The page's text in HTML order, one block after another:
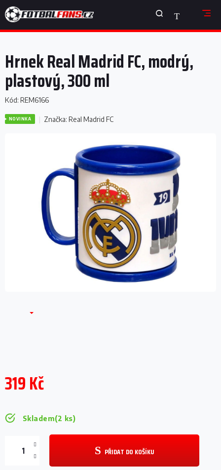
na
obsah
NÁKUPNÍ
KOŠÍK
Hrnek Real Madrid FC, modrý,
plastový, 300 ml
Kód: REM6166
NOVINKA Značka:Real Madrid FC
319 Kč
Skladem(2 ks)
PŘIDAT DO KOŠÍKU